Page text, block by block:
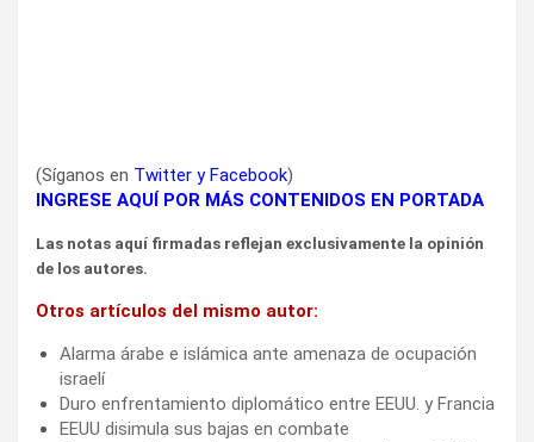
(Síganos en Twitter yFacebook)
INGRESE AQUÍ POR MÁS CONTENIDOS EN PORTADA
Las notas aquí firmadas reflejan exclusivamente la opinión
de los autores.
Otros artículos del mismo autor:
Alarma árabe e islámica ante amenaza de ocupación
israelí
Duro enfrentamiento diplomático entre EEUU. y Francia
EEUU disimula sus bajas en combate